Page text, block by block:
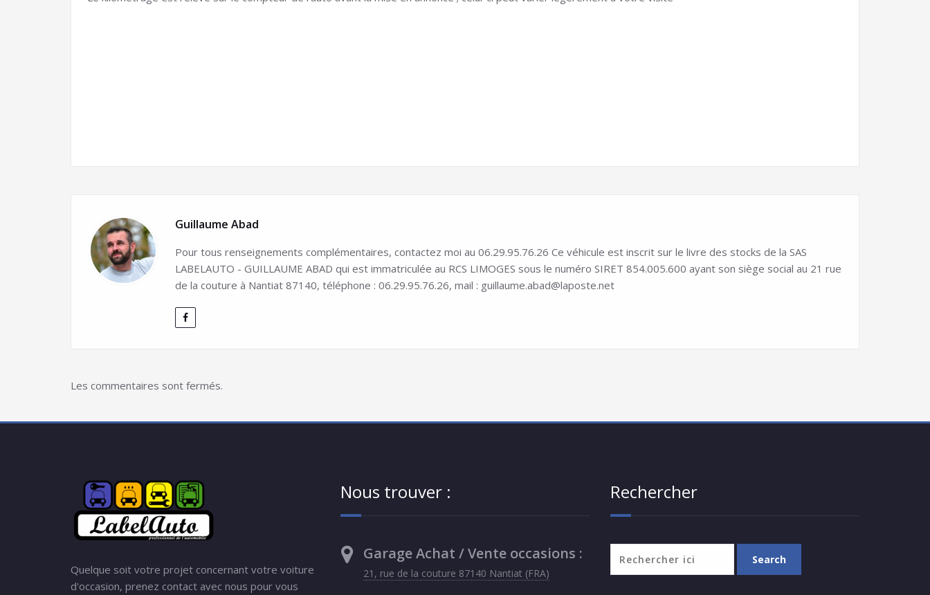
Guillaume Abad
Pour tous renseignements complémentaires, contactez moi au 06.29.95.76.26 Ce véhicule est inscrit sur le livre des stocks de la SAS
LABELAUTO - GUILLAUME ABAD qui est immatriculée au RCS LIMOGES sous le numéro SIRET 854.005.600 ayant son siège social au 21 rue
de la couture à Nantiat 87140, téléphone : 06.29.95.76.26, mail : guillaume.abad@laposte.net
Les commentaires sont fermés.
Quelque soit votre projet concernant votre voiture
d'occasion, prenez contact avec nous pour vous
Nous trouver :
Garage Achat / Vente occasions :
21, rue de la couture 87140 Nantiat (FRA)
Rechercher